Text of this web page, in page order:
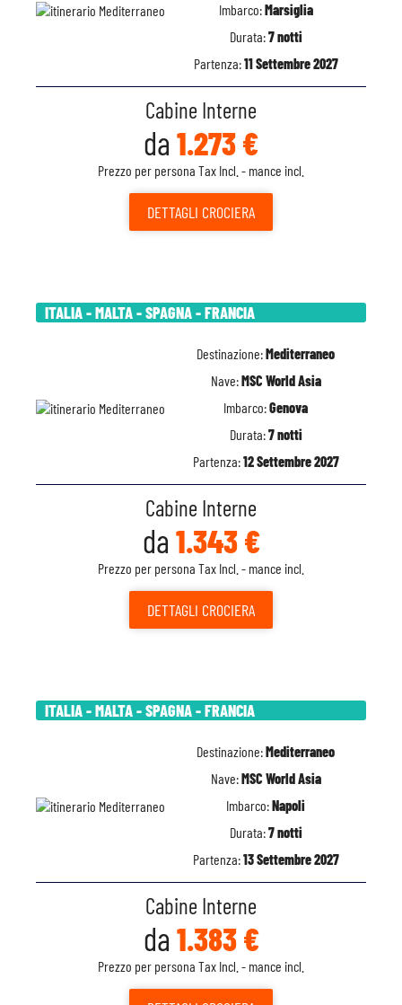
Imbarco:Marsiglia
Durata:7 notti
Partenza:11 Settembre 2027
Cabine Interne
da 1.273 €
Prezzo per persona Tax Incl. - mance incl.
DETTAGLI CROCIERA
ITALIA - MALTA - SPAGNA - FRANCIA
Destinazione:Mediterraneo
Nave:MSC World Asia
Imbarco:Genova
Durata:7 notti
Partenza:12 Settembre 2027
Cabine Interne
da 1.343 €
Prezzo per persona Tax Incl. - mance incl.
DETTAGLI CROCIERA
ITALIA - MALTA - SPAGNA - FRANCIA
Destinazione:Mediterraneo
Nave:MSC World Asia
Imbarco:Napoli
Durata:7 notti
Partenza:13 Settembre 2027
Cabine Interne
da 1.383 €
Prezzo per persona Tax Incl. - mance incl.